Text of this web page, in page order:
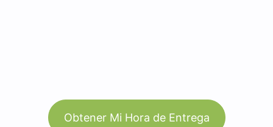
Obtener Mi Hora de Entrega